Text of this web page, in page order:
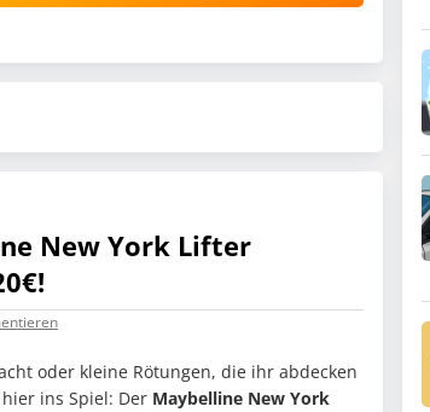
New York Lifter
oder kleine Rötungen, die ihr abdecken
ins Spiel: Der Maybelline New York